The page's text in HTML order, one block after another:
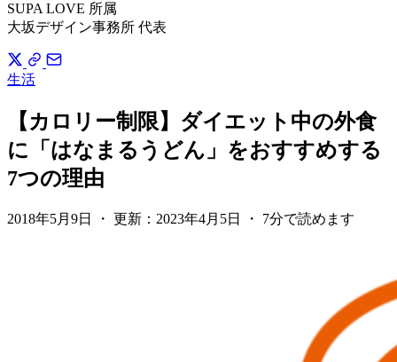
SUPA LOVE 所属
大坂デザイン事務所 代表
生活
【カロリー制限】ダイエット中の外食
に「はなまるうどん」をおすすめする
7つの理由
2018年5月9日 ・ 更新： 2023年4月5日 ・ 7分で読めます